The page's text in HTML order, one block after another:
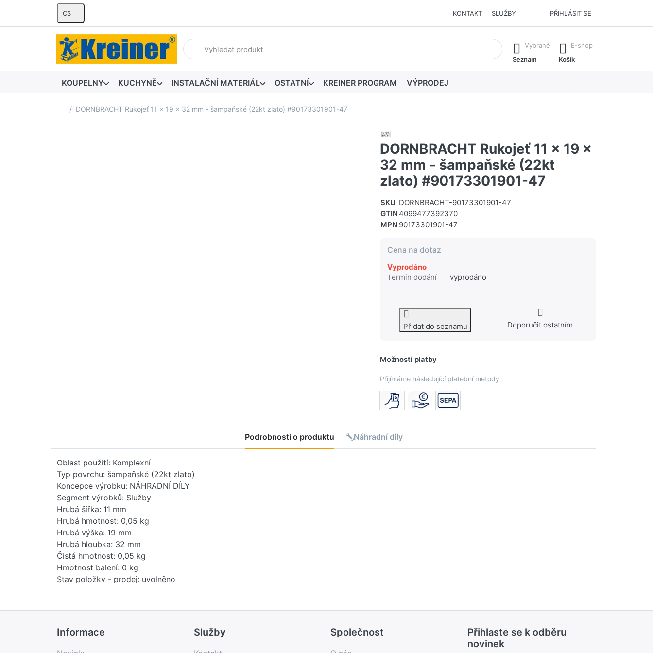
CS KONTAKT SLUŽBY PŘIHLÁSIT SE
Zadejte hledaný výraz. První výsledky se zobrazí automaticky při zadávání. Stisknutím klávesy Enter vyvoláte všechny výsledky.
Vybrané
Seznam
E-shop
Košík
KOUPELNY KUCHYNĚ INSTALAČNÍ MATERIÁL OSTATNÍ KREINER PROGRAM VÝPRODEJ
Domovská stránka
DORNBRACHT Rukojeť 11 x 19 x 32 mm - šampaňské (22kt zlato) #90173301901-47
DORNBRACHT Rukojeť 11 x 19 x
32 mm - šampaňské (22kt
zlato) #90173301901-47
SKU DORNBRACHT-90173301901-47
GTIN 4099477392370
MPN 90173301901-47
Cena na dotaz
Vyprodáno
Termín dodání
vyprodáno
Přidat do seznamu Doporučit ostatním
Možnosti platby
Přijímáme následující platební metody
Podrobnosti o produktu Náhradní díly
Oblast použití: Komplexní
Typ povrchu: šampaňské (22kt zlato)
Koncepce výrobku: NÁHRADNÍ DÍLY
Segment výrobků: Služby
Hrubá šířka: 11 mm
Hrubá hmotnost: 0,05 kg
Hrubá výška: 19 mm
Hrubá hloubka: 32 mm
Čistá hmotnost: 0,05 kg
Hmotnost balení: 0 kg
Stav položky - prodej: uvolněno
Novinka: Ne
Prodejní program: Ano
Kód produktu: 84819000
Kód výrobku v USA: 8481901000
Informace Služby Společnost
Přihlaste se k odběru
novinek